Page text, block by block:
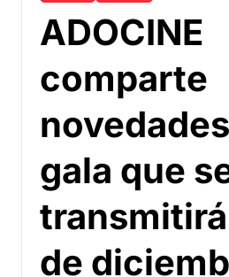
ADOCINE
comparte
gala que
transmitirá
de